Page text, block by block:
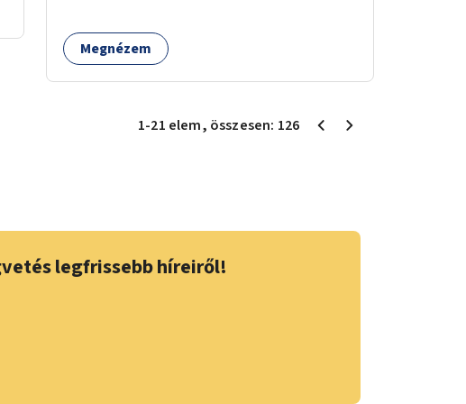
Megnézem
1-21 elem, összesen: 126
legfrissebb híreiről!